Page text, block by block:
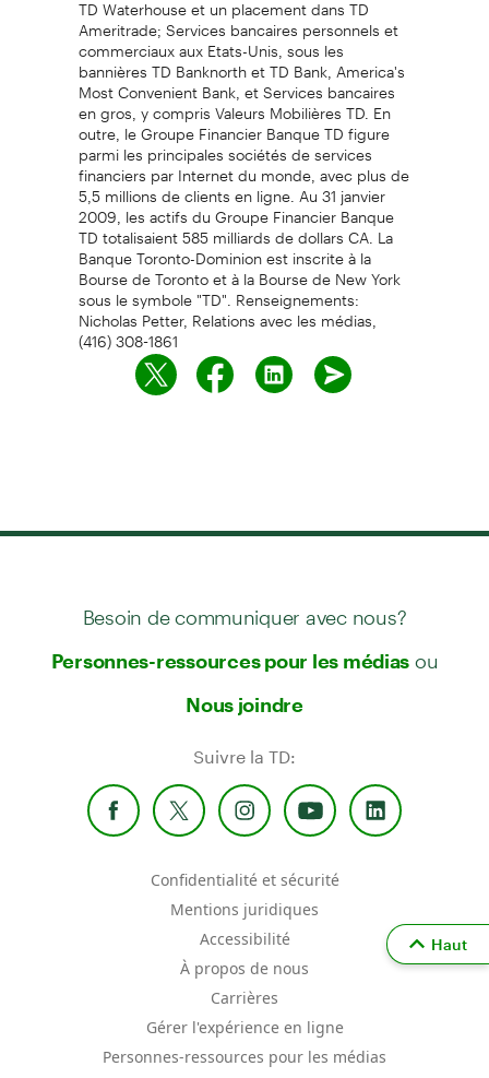
Ameritrade; Services bancaires personnels et
commerciaux aux Etats-Unis, sous les
bannières TD Banknorth et TD Bank, America's
Most Convenient Bank, et Services bancaires
en gros, y compris Valeurs Mobilières TD. En
outre, le Groupe Financier Banque TD figure
parmi les principales sociétés de services
financiers par Internet du monde, avec plus de
5,5 millions de clients en ligne. Au 31 janvier
2009, les actifs du Groupe Financier Banque
TD totalisaient 585 milliards de dollars CA. La
Banque Toronto-Dominion est inscrite à la
Bourse de Toronto et à la Bourse de New York
sous le symbole "TD". Renseignements:
Nicholas Petter, Relations avec les médias,
(416) 308-1861
Besoin de communiquer avec nous?
Personnes-ressources pour les médias ou
Nous joindre
Suivre la TD:
Confidentialité et sécurité
Mentions juridiques
Accessibilité
À propos de nous
Carrières
Gérer l'expérience en ligne
Personnes-ressources pour les médias
Haut